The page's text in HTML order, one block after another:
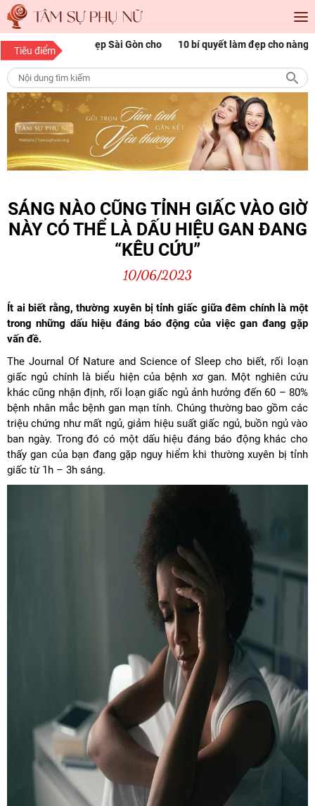
Tiêu điểm
Sài Gòn cho
10 bí quyết làm đẹp cho nàng mọi độ tuổi
SÁNG NÀO CŨNG TỈNH GIẤC VÀO GIỜ
NÀY CÓ THỂ LÀ DẤU HIỆU GAN ĐANG
“KÊU CỨU”
10/06/2023
Ít ai biết rằng, thường xuyên bị tỉnh giấc giữa đêm chính là một
trong những dấu hiệu đáng báo động của việc gan đang gặp
vấn đề.
The Journal Of Nature and Science of Sleep cho biết, rối loạn
giấc ngủ chính là biểu hiện của bệnh xơ gan. Một nghiên cứu
khác cũng nhận định, rối loạn giấc ngủ ảnh hưởng đến 60 – 80%
bệnh nhân mắc bệnh gan mạn tính. Chúng thường bao gồm các
triệu chứng như mất ngủ, giảm hiệu suất giấc ngủ, buồn ngủ vào
ban ngày. Trong đó có một dấu hiệu đáng báo động khác cho
thấy gan của bạn đang gặp nguy hiểm khi thường xuyên bị tỉnh
giấc từ 1h – 3h sáng.